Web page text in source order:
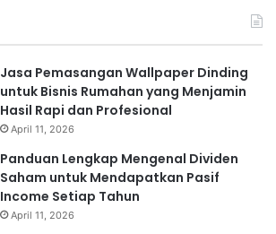
Jasa Pemasangan Wallpaper Dinding
untuk Bisnis Rumahan yang Menjamin
Hasil Rapi dan Profesional
April 11, 2026
Panduan Lengkap Mengenal Dividen
Saham untuk Mendapatkan Pasif
Income Setiap Tahun
April 11, 2026